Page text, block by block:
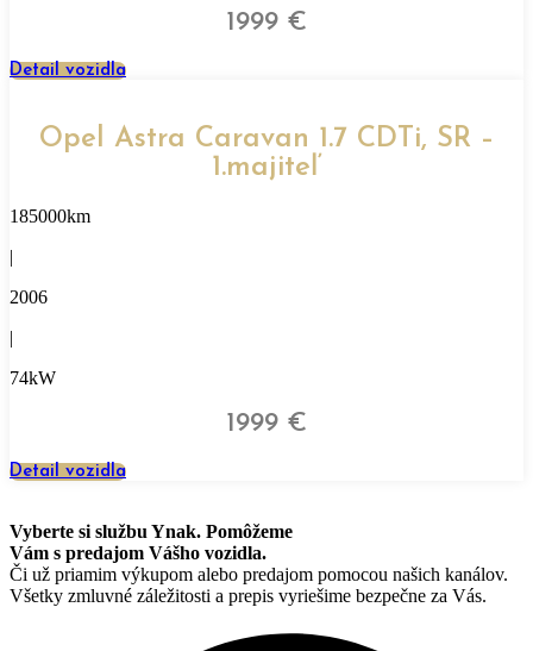
1999 €
Detail vozidla
Opel Astra Caravan 1.7 CDTi, SR –
1.majiteľ
185000km
|
2006
|
74kW
1999 €
Detail vozidla
Vyberte si službu Ynak. Pomôžeme
Vám s predajom Vášho vozidla.
Či už priamim výkupom alebo predajom pomocou našich kanálov.
Všetky zmluvné záležitosti a prepis vyriešime bezpečne za Vás.